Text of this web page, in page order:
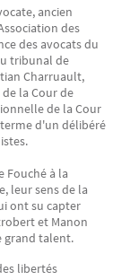
ancien
des
des avocats du
tribunal de
Charruault,
la Cour de
de la Cour
d'un délibéré
Fouché à la
leur sens de la
ont su capter
et Manon
grand talent.
libertés